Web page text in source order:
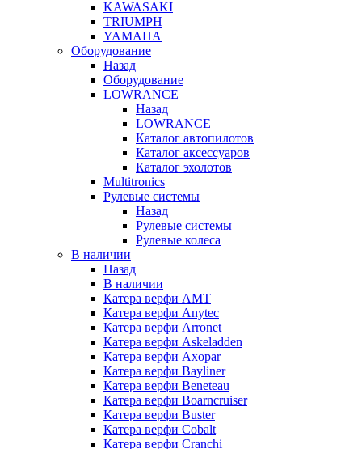
KAWASAKI
TRIUMPH
YAMAHA
Оборудование
Назад
Оборудование
LOWRANCE
Назад
LOWRANCE
Каталог автопилотов
Каталог аксессуаров
Каталог эхолотов
Multitronics
Рулевые системы
Назад
Рулевые системы
Рулевые колеса
В наличии
Назад
В наличии
Катера верфи AMT
Катера верфи Anytec
Катера верфи Arronet
Катера верфи Askeladden
Катера верфи Axopar
Катера верфи Bayliner
Катера верфи Beneteau
Катера верфи Boarncruiser
Катера верфи Buster
Катера верфи Cobalt
Катера верфи Cranchi